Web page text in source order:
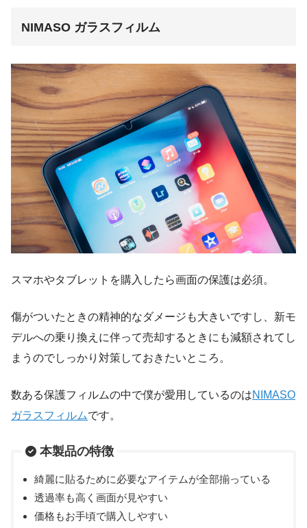
NIMASO ガラスフィルム
スマホやタブレットを購入したら画面の保護は必須。
傷がついたときの精神的なダメージも大きいですし、新モ
デルへの乗り換えに伴って売却するときにも減額されてし
まうのでしっかり対策しておきたいところ。
数ある保護フィルムの中で僕が愛用しているのはNIMASO
ガラスフィルムです。
本製品の特徴
綺麗に貼るために必要なアイテムが全部揃っている
透過率も高く画面が見やすい
価格もお手頃で購入しやすい